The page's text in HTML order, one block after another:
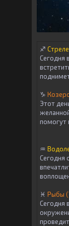
♐
Сегодня
♑
Этот
помогут
♒
Сегодня
♓ Рыбы
Сегодня